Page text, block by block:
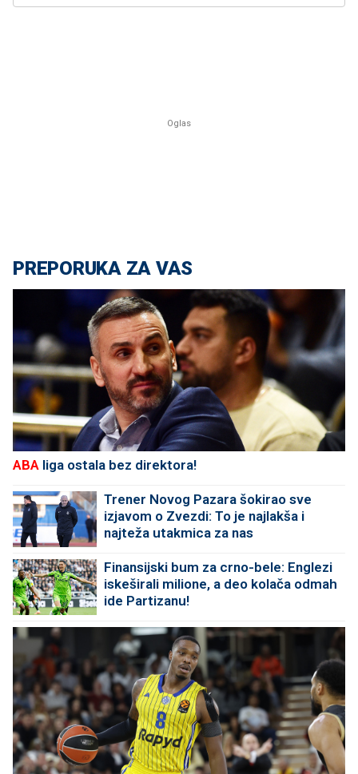
PREPORUKA ZA VAS
ABA liga ostala bez direktora!
Trener Novog Pazara šokirao sve
izjavom o Zvezdi: To je najlakša i
najteža utakmica za nas
Finansijski bum za crno-bele: Englezi
iskeširali milione, a deo kolača odmah
ide Partizanu!